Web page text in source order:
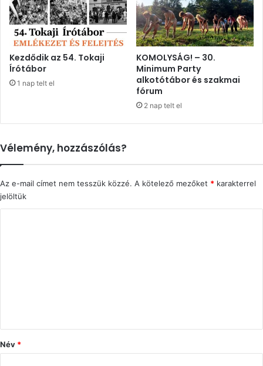
Kezdődik az 54. Tokaji
Írótábor
1 nap telt el
KOMOLYSÁG! – 30.
Minimum Party
alkotótábor és szakmai
fórum
2 nap telt el
Vélemény, hozzászólás?
Az e-mail címet nem tesszük közzé. A kötelező mezőket * karakterrel
jelöltük
ó
Név *